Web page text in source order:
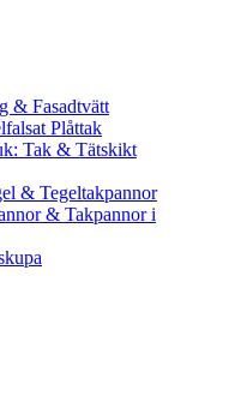
& Fasadtvätt
Plåttak
Tak & Tätskikt
& Tegeltakpannor
& Takpannor i